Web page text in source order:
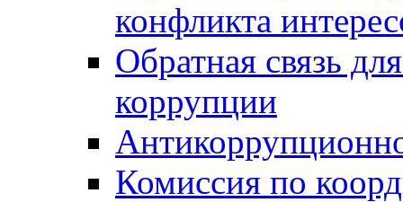
конфликта
Обратная связь
коррупции
Комиссия по